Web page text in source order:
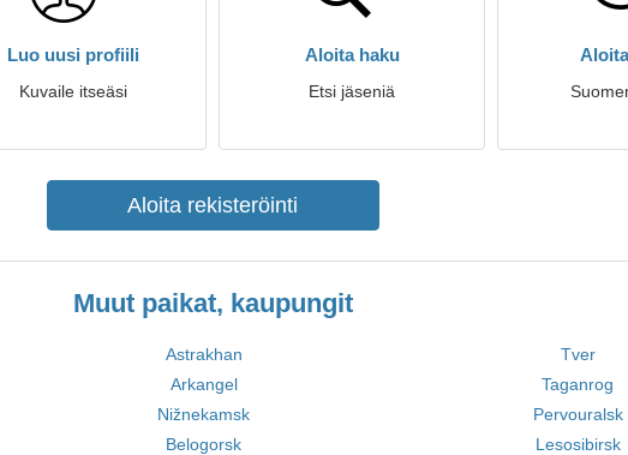
Luo uusi profiili
Kuvaile itseäsi
Aloita haku
Etsi jäseniä
Aloita rekisteröinti
Muut paikat, kaupungit
Astrakhan
Tver
Arkangel
Taganrog
Nižnekamsk
Pervouralsk
Belogorsk Lesosibirsk